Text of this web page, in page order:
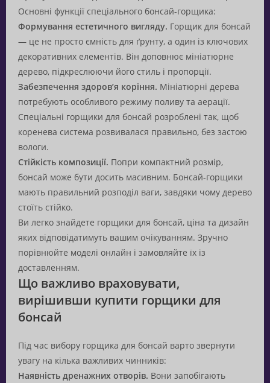
Основні функції спеціального бонсай-горщика:
Формування естетичного вигляду. Горщик для бонсай
— це не просто ємність для ґрунту, а один із ключових
декоративних елементів. Він доповнює мініатюрне
дерево, підкреслюючи його стиль і пропорції.
Забезпечення здоров’я коріння. Мініатюрні дерева
потребують особливого режиму поливу та аерації.
Спеціальні горщики для бонсай розроблені так, щоб
коренева система розвивалася правильно, без застою
вологи.
Стійкість композиції. Попри компактний розмір,
бонсай може бути досить масивним. Бонсай-горщики
мають правильний розподіл ваги, завдяки чому дерево
стоїть стійко.
Ви легко знайдете горщики для бонсай, ціна та дизайн
яких відповідатимуть вашим очікуванням. Зручно
порівнюйте моделі онлайн і замовляйте їх із
доставленням.
Що важливо враховувати,
вирішивши купити горщики для
бонсай
Під час вибору горщика для бонсай варто звернути
увагу на кілька важливих чинників:
Наявність дренажних отворів. Вони запобігають